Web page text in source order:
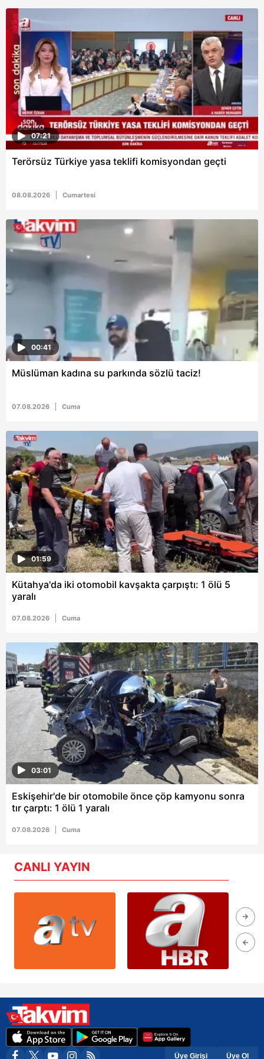
Sizlere daha iyi bir hizmet sunabilmek için İnternet
Sitemizde kendimize ve üçüncü kişilere ait çerezler
kullanılmaktadır. Bu çerezler vasıtasıyla çeşitli kişisel
verileriniz işlenmekte olup gerekli olan çerezler bilgi
toplumu hizmetlerinin sunulması amacıyla
kullanılmaktadır. Diğer çerezler, sitemizin daha işlevsel
kılınması ve kişiselleştirilmesi ve sizlere yönelik
reklam/pazarlama faaliyetlerinin yapılması, amaçlarıyla
sınırlı olarak açık rızanız dahilinde kullanılacaktır.
için Ayarlar butonuna tıklayabilir,
6698 sayılı Kişisel Verilerin Korunması Kanunu uyarınca
hazırlanmış Aydınlatma Metnimizi okumak ve sitemizde
ilgili mevzuata uygun olarak kullanılan çerezlerle ilgili bilgi
almak için lütfen
07:21
Terörsüz Türkiye yasa teklifi komisyondan geçti
08.08.2026 Cumartesi
00:41
Müslüman kadına su parkında sözlü taciz!
07.08.2026 Cuma
01:59
Kütahya'da iki otomobil kavşakta çarpıştı: 1 ölü 5
yaralı
07.08.2026 Cuma
03:01
Eskişehir'de bir otomobile önce çöp kamyonu sonra
tır çarptı: 1 ölü 1 yaralı
07.08.2026 Cuma
CANLI YAYIN
Üye Girişi Üye Ol